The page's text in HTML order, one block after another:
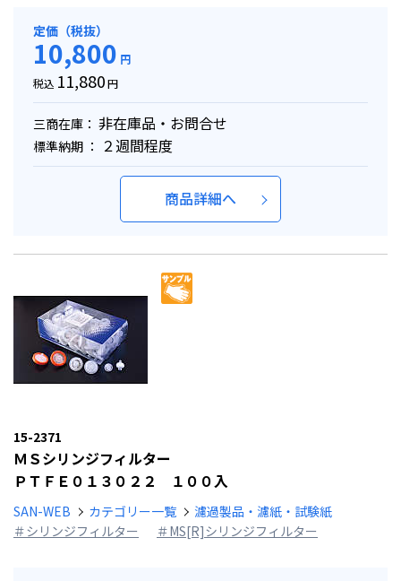
定価（税抜）
10,800 円
税込 11,880円
三商在庫： 非在庫品・お問合せ
標準納期 ： ２週間程度
商品詳細へ
15-2371
ＭＳシリンジフィルター
ＰＴＦＥ０１３０２２ １００入
SAN-WEB カテゴリー一覧
濾過製品・濾紙・試験紙
＃シリンジフィルター
＃MS[R]シリンジフィルター